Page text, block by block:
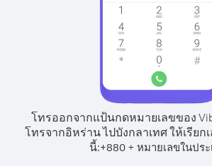
โทรออกจากแป้นกดหมายเลขของ
โทรจากอิหร่าน ไปบังกลาเทศ ให้เรีย
นี้:+880 + หมายเลขในปร